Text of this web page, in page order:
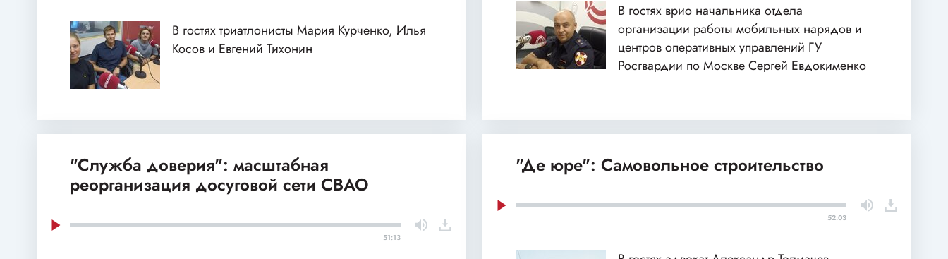
В гостях триатлонисты Мария Курченко, Илья
Косов и Евгений Тихонин
В гостях врио начальника отдела
организации работы мобильных нарядов и
центров оперативных управлений ГУ
Росгвардии по Москве Сергей Евдокименко
"Служба доверия": масштабная
реорганизация досуговой сети СВАО
51:13
"Де юре": Самовольное строительство
52:03